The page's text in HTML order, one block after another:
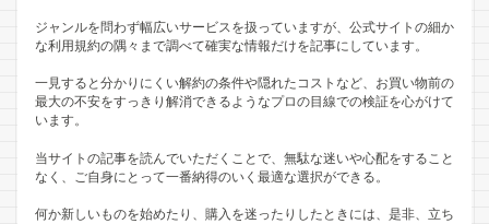
ジャンルを問わず幅広いサービスを扱っていますが、公式サイトの細か
な利用規約の隅々まで調べて確実な情報だけを記事にしています。
一見すると分かりにくい解約の条件や隠れたコストなど、お買い物前の
最大の不安をすっきり解消できるようなプロの目線での検証を心がけて
います。
当サイトの記事を読んでいただくことで、無駄な迷いや心配をすること
なく、ご自身にとって一番納得のいく最適な選択ができる。
何か新しいものを始めたり、購入を迷ったりしたときには、是非、立ち